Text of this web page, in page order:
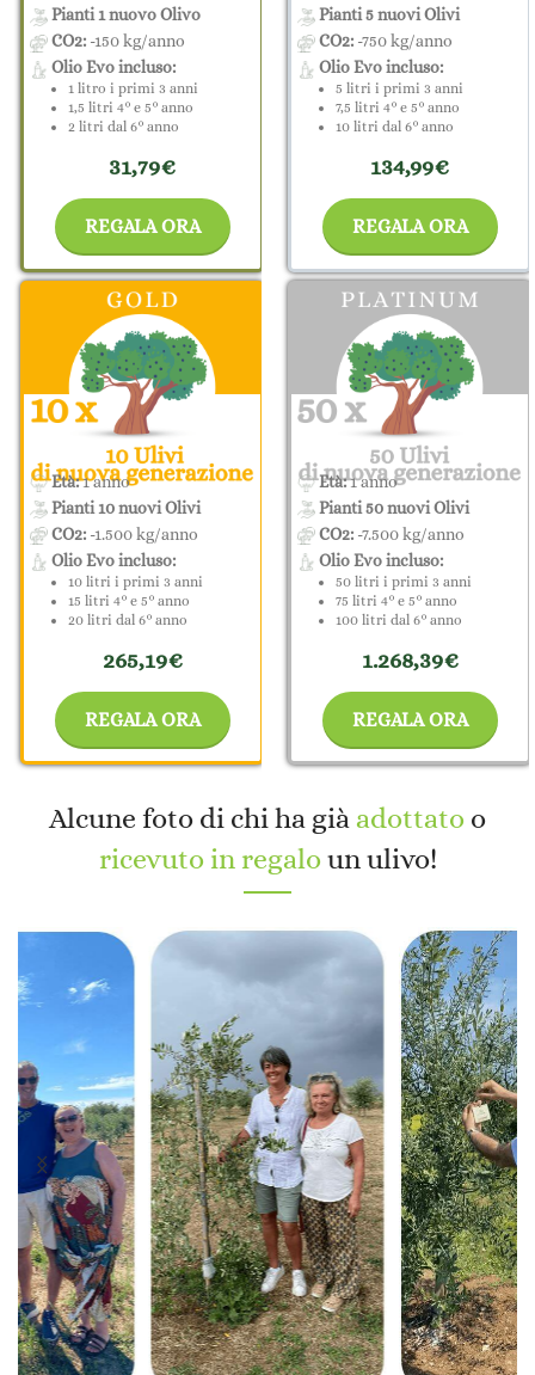
Pianti 1 nuovo Olivo
CO2: -150 kg/anno
Olio Evo incluso:
1 litro i primi 3 anni
1,5 litri 4° e 5° anno
2 litri dal 6° anno
31,79€
REGALA ORA
Pianti 5 nuovi Olivi
CO2: -750 kg/anno
Olio Evo incluso:
5 litri i primi 3 anni
7,5 litri 4° e 5° anno
10 litri dal 6° anno
134,99€
REGALA ORA
Età:1 anno
Pianti 10 nuovi Olivi
CO2: -1.500 kg/anno
Olio Evo incluso:
10 litri i primi 3 anni
15 litri 4° e 5° anno
20 litri dal 6° anno
265,19€
REGALA ORA
Età:1 anno
Pianti 50 nuovi Olivi
CO2: -7.500 kg/anno
Olio Evo incluso:
50 litri i primi 3 anni
75 litri 4° e 5° anno
100 litri dal 6° anno
1.268,39€
REGALA ORA
Alcune foto di chi ha giàadottato o
ricevuto in regaloun ulivo!